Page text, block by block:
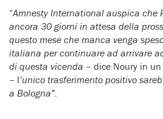
“Amnesty International auspica che
ancora 30 giorni in attesa della
questo mese che manca venga
italiana per continuare ad arrivare
di questa vicenda – dice Noury in
– l’unico trasferimento positivo
a Bologna”